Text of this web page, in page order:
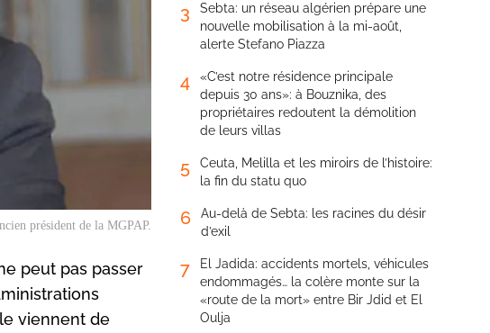
président de la MGPAP.
peut pas passer
viennent de
3
Sebta: un réseau algérien prépare une
nouvelle mobilisation à la mi-août,
alerte Stefano Piazza
4
«C’est notre résidence principale
depuis 30 ans»: à Bouznika, des
propriétaires redoutent la démolition
de leurs villas
5
Ceuta, Melilla et les miroirs de l’histoire:
la fin du statu quo
6
Au-delà de Sebta: les racines du désir
d’exil
7
El Jadida: accidents mortels, véhicules
endommagés… la colère monte sur la
«route de la mort» entre Bir Jdid et El
Oulja